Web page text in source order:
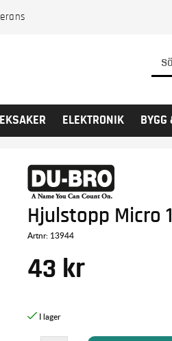
ELEKTRONIK BYGG
Hjulstopp Micro
Artnr: 13944
43 kr